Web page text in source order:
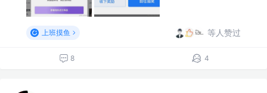
上班摸鱼 等人赞过
8 4